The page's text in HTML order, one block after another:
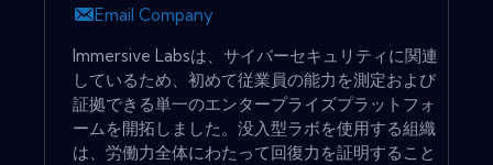
Email Company
Immersive Labsは、サイバーセキュリティに関連
しているため、初めて従業員の能力を測定および
証拠できる単一のエンタープライズプラットフォ
ームを開拓しました。没入型ラボを使用する組織
は、労働力全体にわたって回復力を証明すること